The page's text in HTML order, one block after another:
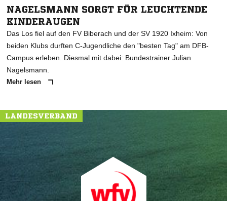
NAGELSMANN SORGT FÜR LEUCHTENDE
KINDERAUGEN
Das Los fiel auf den FV Biberach und der SV 1920 Ixheim: Von
beiden Klubs durften C-Jugendliche den "besten Tag" am DFB-
Campus erleben. Diesmal mit dabei: Bundestrainer Julian
Nagelsmann.
Mehr lesen
LANDESVERBAND